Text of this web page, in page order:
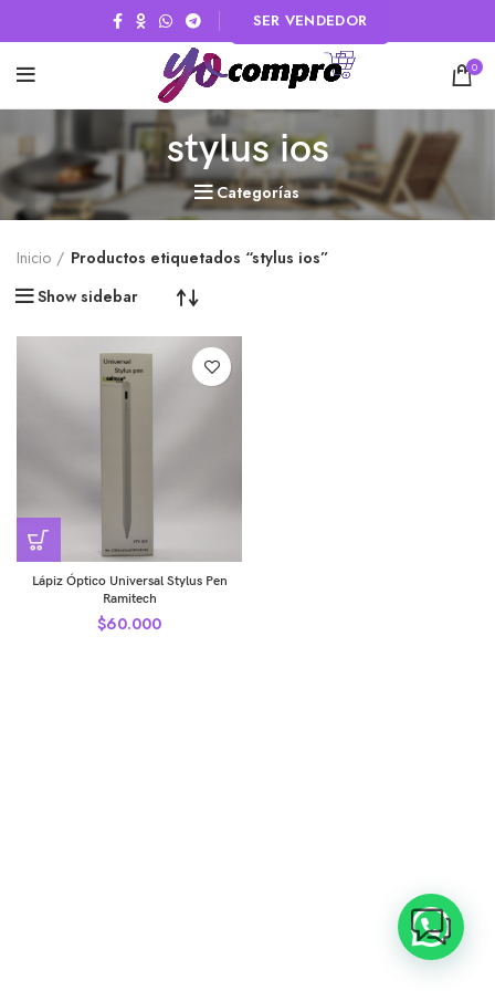
SER VENDEDOR
0
stylus ios
Categorías
Inicio
Productos etiquetados “stylus ios”
Show sidebar
Lápiz Óptico Universal Stylus Pen
Ramitech
$60.000